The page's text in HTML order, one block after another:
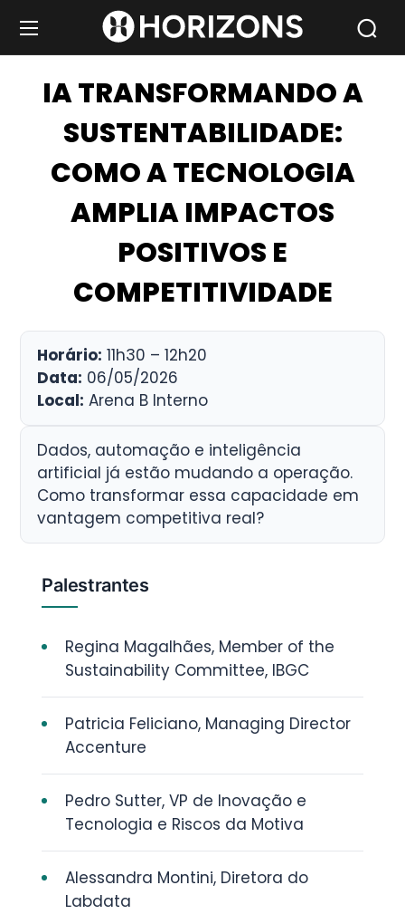
IA TRANSFORMANDO A
SUSTENTABILIDADE:
COMO A TECNOLOGIA
AMPLIA IMPACTOS
POSITIVOS E
COMPETITIVIDADE
Horário: 11h30 – 12h20
Data: 06/05/2026
Local: Arena B Interno
Dados, automação e inteligência
artificial já estão mudando a operação.
Como transformar essa capacidade em
vantagem competitiva real?
Palestrantes
Regina Magalhães, Member of the
Sustainability Committee, IBGC
Patricia Feliciano, Managing Director
Accenture
Pedro Sutter, VP de Inovação e
Tecnologia e Riscos da Motiva
Alessandra Montini, Diretora do
Labdata